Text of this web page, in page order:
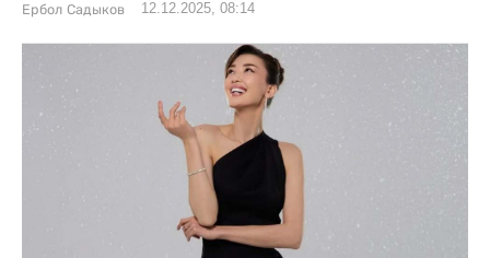
Ербол Садыков 12.12.2025, 08:14